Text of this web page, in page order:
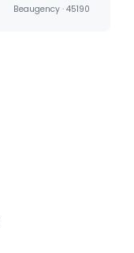
Beaugency · 45190